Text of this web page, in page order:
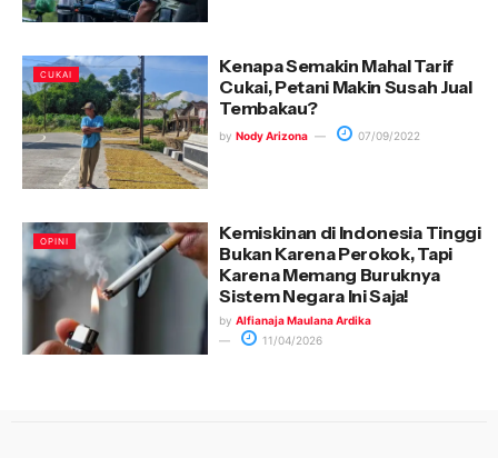
CUKAI
Kenapa Semakin Mahal Tarif
Cukai, Petani Makin Susah Jual
Tembakau?
by Nody Arizona 07/09/2022
OPINI
Kemiskinan di Indonesia Tinggi
Bukan Karena Perokok, Tapi
Karena Memang Buruknya
Sistem Negara Ini Saja!
by Alfianaja Maulana Ardika
11/04/2026